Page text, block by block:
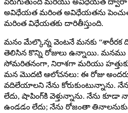
పెరుగుతుంది మరియు అవిధేయత ద్వారా
అవిధేయత మరింత అవిధేయతను
మరింత విధేయతకు దారితీస్తుంది.
మనం మేల్కొన్న వెంటనే మనకు “శారీరక
తెలిసిన కొన్ని రోజులు ఉన్నాయి.
సోమరితనంగా, నిరాశగా మరియు
మన మొదటి ఆలోచనలు: ఈ రోజు
వదిలేయాలని నేను కోరుకుంటున్నాను.
లేదు, షాపింగ్‌కి వెళ్తున్నాను. నేను కూడా
ఉండడం లేదు; నేను రోజంతా